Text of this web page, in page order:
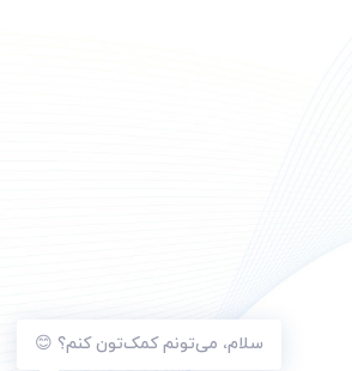
سلام، می‌تونم کمک‌تون کنم؟ 😊